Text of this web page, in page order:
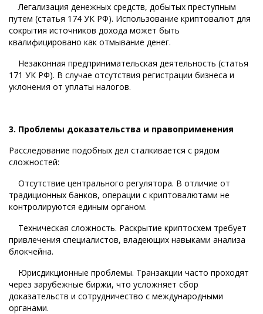
Легализация денежных средств, добытых преступным
путем (статья 174 УК РФ). Использование криптовалют для
сокрытия источников дохода может быть
квалифицировано как отмывание денег.
Незаконная предпринимательская деятельность (статья
171 УК РФ). В случае отсутствия регистрации бизнеса и
уклонения от уплаты налогов.
3. Проблемы доказательства и правоприменения
Расследование подобных дел сталкивается с рядом
сложностей:
Отсутствие центрального регулятора. В отличие от
традиционных банков, операции с криптовалютами не
контролируются единым органом.
Техническая сложность. Раскрытие криптосхем требует
привлечения специалистов, владеющих навыками анализа
блокчейна.
Юрисдикционные проблемы. Транзакции часто проходят
через зарубежные биржи, что усложняет сбор
доказательств и сотрудничество с международными
органами.